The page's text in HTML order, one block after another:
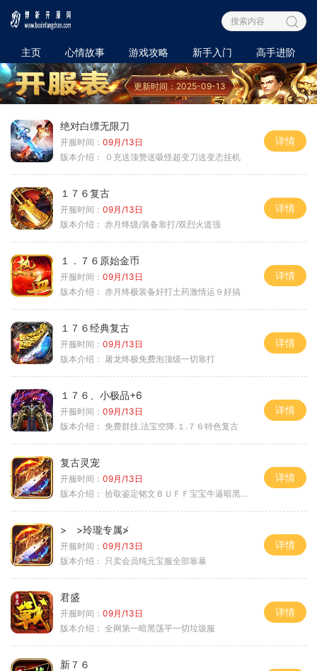
主页 心情故事 游戏攻略 新手入门 高手进阶
更新时间：2025-09-13
绝对白缥无限刀
开服时间： 09月/13日
版本介绍：
０充送顶赞送吸怪超变刀送变态挂机
详情
１７６复古
开服时间： 09月/13日
版本介绍： 赤月终级/装备靠打/双烈火道强
详情
１．７６原始金币
开服时间： 09月/13日
版本介绍： 赤月终极装备好打土药激情运９好搞
详情
１７６经典复古
开服时间： 09月/13日
版本介绍： 屠龙终极免费泡顶级一切靠打
详情
１７６、小极品+6
开服时间： 09月/13日
版本介绍： 免费群技.法宝空降.１.７６特色复古
详情
复古灵宠
开服时间： 09月/13日
版本介绍： 拾取鉴定铭文ＢＵＦＦ宝宝牛逼暗黑属性
详情
> >玲瓏专属≯
开服时间： 09月/13日
版本介绍： 只卖会员纯元宝服全部靠暴
详情
君盛
开服时间： 09月/13日
版本介绍： 全网第一暗黑荡平一切垃圾服
详情
新７６